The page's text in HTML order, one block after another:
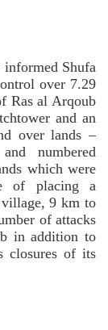
Shufa
over 7.29
Ras al Arqoub
and an
over lands –
numbered
which were
of placing a
9 km to
of attacks
in addition to
closures of its